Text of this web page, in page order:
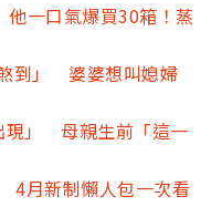
一口氣爆買30箱！蒸
到」 婆婆想叫媳婦
現」 母親生前「這一
4月新制懶人包一次看